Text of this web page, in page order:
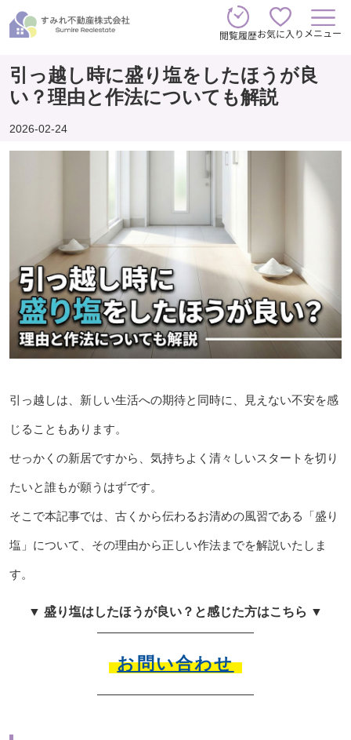
閲覧履歴お気に入り メニュー
引っ越し時に盛り塩をしたほうが良
い？理由と作法についても解説
2026-02-24
引っ越しは、新しい生活への期待と同時に、見えない不安を感
じることもあります。
せっかくの新居ですから、気持ちよく清々しいスタートを切り
たいと誰もが願うはずです。
そこで本記事では、古くから伝わるお清めの風習である「盛り
塩」について、その理由から正しい作法までを解説いたしま
す。
▼ 盛り塩はしたほうが良い？と感じた方はこちら ▼
お問い合わせ